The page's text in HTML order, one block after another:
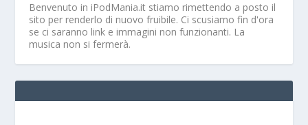
Benvenuto in iPodMania.it stiamo rimettendo a posto il
sito per renderlo di nuovo fruibile. Ci scusiamo fin d'ora
se ci saranno link e immagini non funzionanti. La
musica non si fermerà.